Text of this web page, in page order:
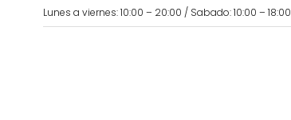
Lunes a viernes: 10:00 – 20:00 / Sabado: 10:00 – 18:00